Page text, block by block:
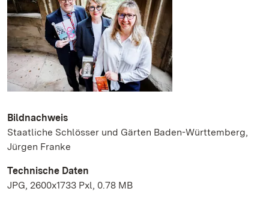
Bildnachweis
Staatliche Schlösser und Gärten Baden-Württemberg,
Jürgen Franke
Technische Daten
JPG, 2600x1733 Pxl, 0.78 MB